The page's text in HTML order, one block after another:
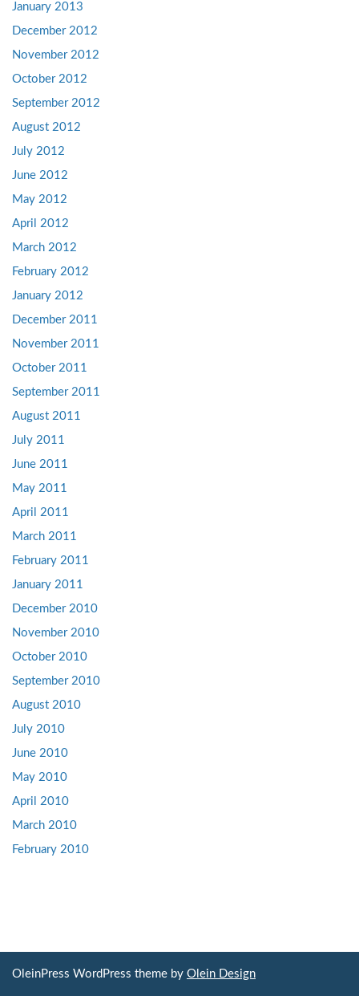
January 2013
December 2012
November 2012
October 2012
September 2012
August 2012
July 2012
June 2012
May 2012
April 2012
March 2012
February 2012
January 2012
December 2011
November 2011
October 2011
September 2011
August 2011
July 2011
June 2011
May 2011
April 2011
March 2011
February 2011
January 2011
December 2010
November 2010
October 2010
September 2010
August 2010
July 2010
June 2010
May 2010
April 2010
March 2010
February 2010
OleinPress WordPress theme by Olein Design